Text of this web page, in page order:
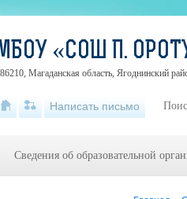
«СОШ П.
Магаданская область, Ягоднинский
Написать письмо
Сведения об образовательной